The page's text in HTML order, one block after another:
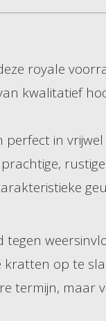
royale
kwalitatief
in
op te
termijn,